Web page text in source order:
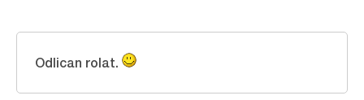
Odlican rolat.